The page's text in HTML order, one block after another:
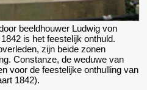
beeldhouwer Ludwig von
is het feestelijk onthuld.
zijn beide zonen
Constanze, de weduwe van
voor de feestelijke onthulling van
1842).